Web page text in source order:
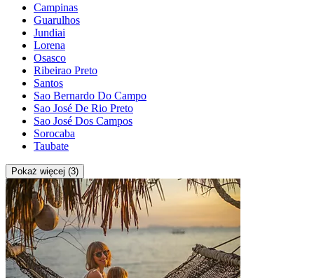
Campinas
Guarulhos
Jundiai
Lorena
Osasco
Ribeirao Preto
Santos
Sao Bernardo Do Campo
Sao José De Rio Preto
Sao José Dos Campos
Sorocaba
Taubate
Pokaż więcej (3)